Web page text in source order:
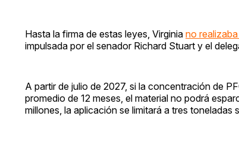
Hasta la firma de estas leyes, Virginia no
impulsada por el senador Richard Stuart y el
A partir de julio de 2027, si la concentración de
promedio de 12 meses, el material no podrá
millones, la aplicación se limitará a tres toneladas